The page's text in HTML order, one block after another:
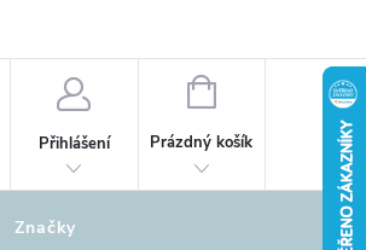
Přihlášení
NÁKUPNÍ
Prázdný košík
Značky